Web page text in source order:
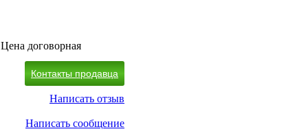
Цена договорная
Контакты продавца
Написать отзыв
Написать сообщение